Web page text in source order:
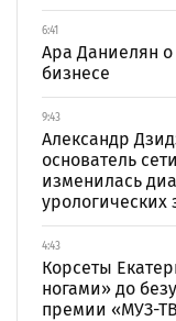
6:41
Ара Даниелян
бизнесе
9:43
Александр
основатель
изменилась
урологических
4:43
Корсеты
ногами» до
премии «МУЗ-